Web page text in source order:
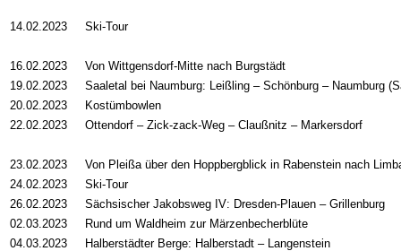
14.02.2023 Ski-Tour
16.02.2023
Von Wittgensdorf-Mitte nach Burgstädt
19.02.2023
Saaletal bei Naumburg: Leißling –Schönburg –Naumburg
20.02.2023
Kostümbowlen
22.02.2023
Ottendorf – Zick-zack-Weg – Claußnitz – Markersdorf
23.02.2023
Von Pleißa über den Hoppbergblick in Rabenstein nach
24.02.2023
Ski-Tour
26.02.2023
Sächsischer Jakobsweg IV: Dresden-Plauen – Grillenburg
02.03.2023
Rund um Waldheim zur Märzenbecherblüte
04.03.2023
Halberstädter Berge: Halberstadt – Langenstein